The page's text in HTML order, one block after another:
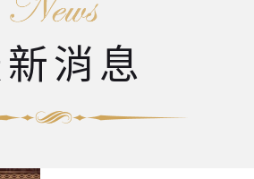
消息